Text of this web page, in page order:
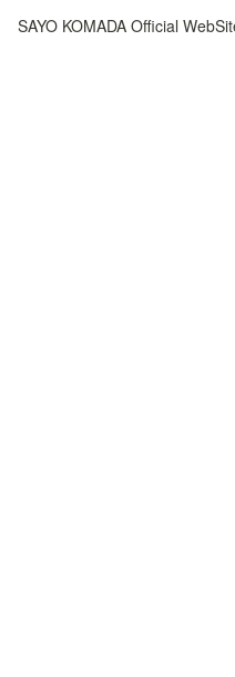
SAYO KOMADA Official